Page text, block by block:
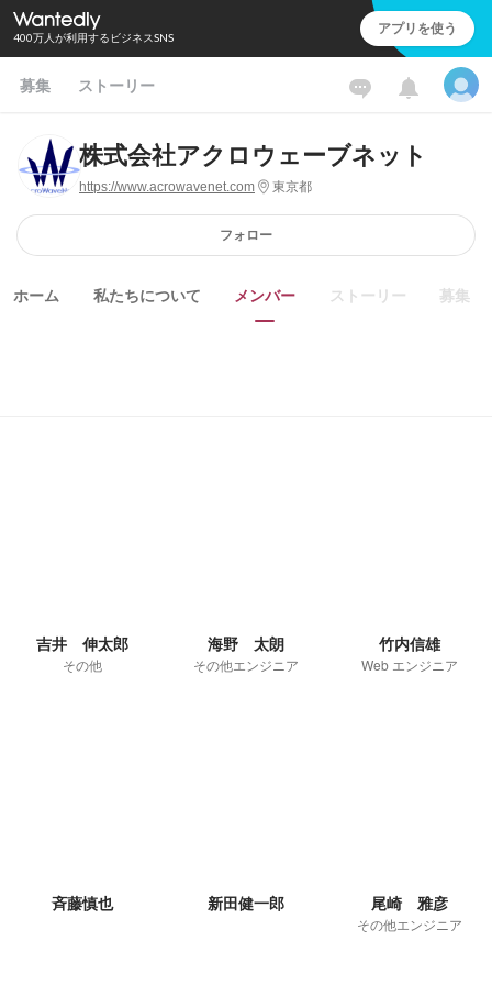
400万人が利用するビジネスSNS アプリを使う
募集 ストーリー
株式会社アクロウェーブネット
https://www.acrowavenet.com 東京都
フォロー
ホーム 私たちについて メンバー ストーリー 募集
吉井 伸太郎
その他
海野 太朗
その他エンジニア
竹内信雄
Web エンジニア
斉藤慎也 新田健一郎 尾崎 雅彦
その他エンジニア